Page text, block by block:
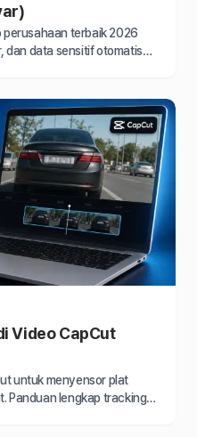
terbaik 2026
dan data sensitif otomatis
Video CapCut
untuk menyensor plat
Panduan lengkap tracking